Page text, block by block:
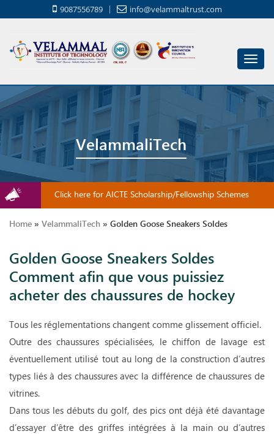
9087556789 info@velammaltrust.com
VelammaliTech
Click here for AICTE Scholarship/Fellowship Schemes
Home » VelammaliTech » Golden Goose Sneakers Soldes
Comment afin que vous puissiez acheter des chaussures de hockey
Golden Goose Sneakers Soldes
Comment afin que vous puissiez
acheter des chaussures de hockey
Tous les réglementations changent comme glissement officiel.
Outre des chaussures spécialisées, le chiffon de lavage est
éventuellement utilisé tout au long de la construction d’autres
types liés à des chaussures avec la différence de chaussures de
vitrines.
Dans tous les débuts du golf, des pics ont déjà été davantage
d’essayer d’être des griffes intégrées à la main ou d’autres